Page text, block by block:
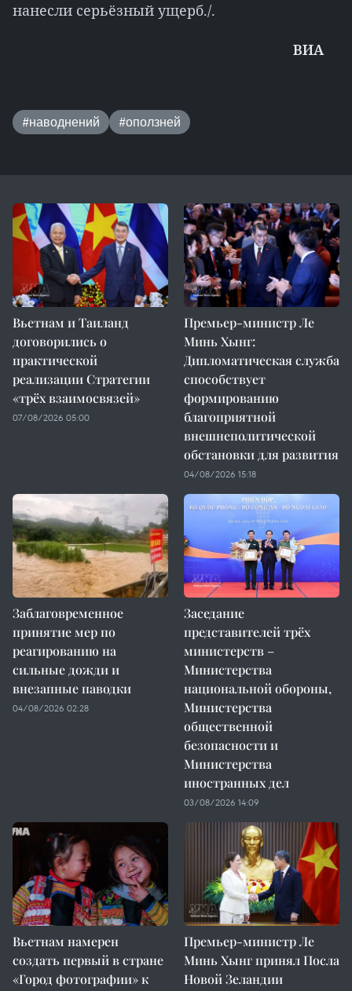
нанесли серьёзный ущерб./.
ВИА
#наводнений #оползней
Вьетнам и Таиланд
договорились о
практической
реализации Стратегии
«трёх взаимосвязей»
07/08/2026 05:00
Премьер-министр Ле
Минь Хынг:
Дипломатическая служба
способствует
формированию
благоприятной
внешнеполитической
обстановки для развития
04/08/2026 15:18
Заблаговременное
принятие мер по
реагированию на
сильные дожди и
внезапные паводки
04/08/2026 02:28
Заседание
представителей трёх
министерств –
Министерства
национальной обороны,
Министерства
общественной
безопасности и
Министерства
иностранных дел
03/08/2026 14:09
Вьетнам намерен
создать первый в стране
«Город фотографии» к
Премьер-министр Ле
Минь Хынг принял Посла
Новой Зеландии